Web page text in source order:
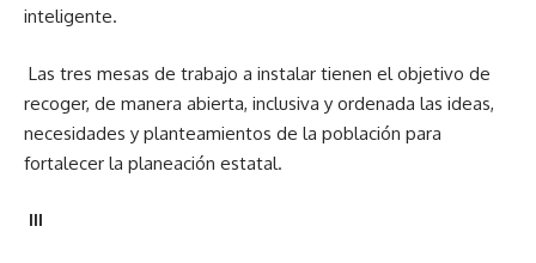
inteligente.
Las tres mesas de trabajo a instalar tienen el objetivo de
recoger, de manera abierta, inclusiva y ordenada las ideas,
necesidades y planteamientos de la población para
fortalecer la planeación estatal.
III